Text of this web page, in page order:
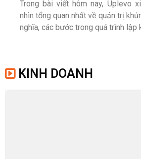
Trong bài viết hôm nay, Uplevo
nhìn tổng quan nhất về quản trị
nghĩa, các bước trong quá trình lập
KINH DOANH